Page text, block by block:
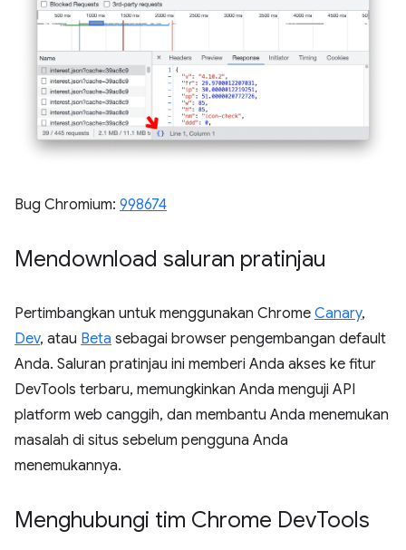
Bug Chromium: 998674
Mendownload saluran pratinjau
Pertimbangkan untuk menggunakan Chrome Canary,
Dev, atau Beta sebagai browser pengembangan default
Anda. Saluran pratinjau ini memberi Anda akses ke fitur
DevTools terbaru, memungkinkan Anda menguji API
platform web canggih, dan membantu Anda menemukan
masalah di situs sebelum pengguna Anda
menemukannya.
Menghubungi tim Chrome DevTools